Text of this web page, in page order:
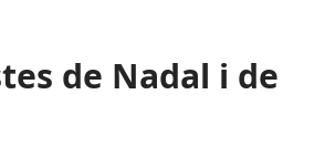
de Nadal i de